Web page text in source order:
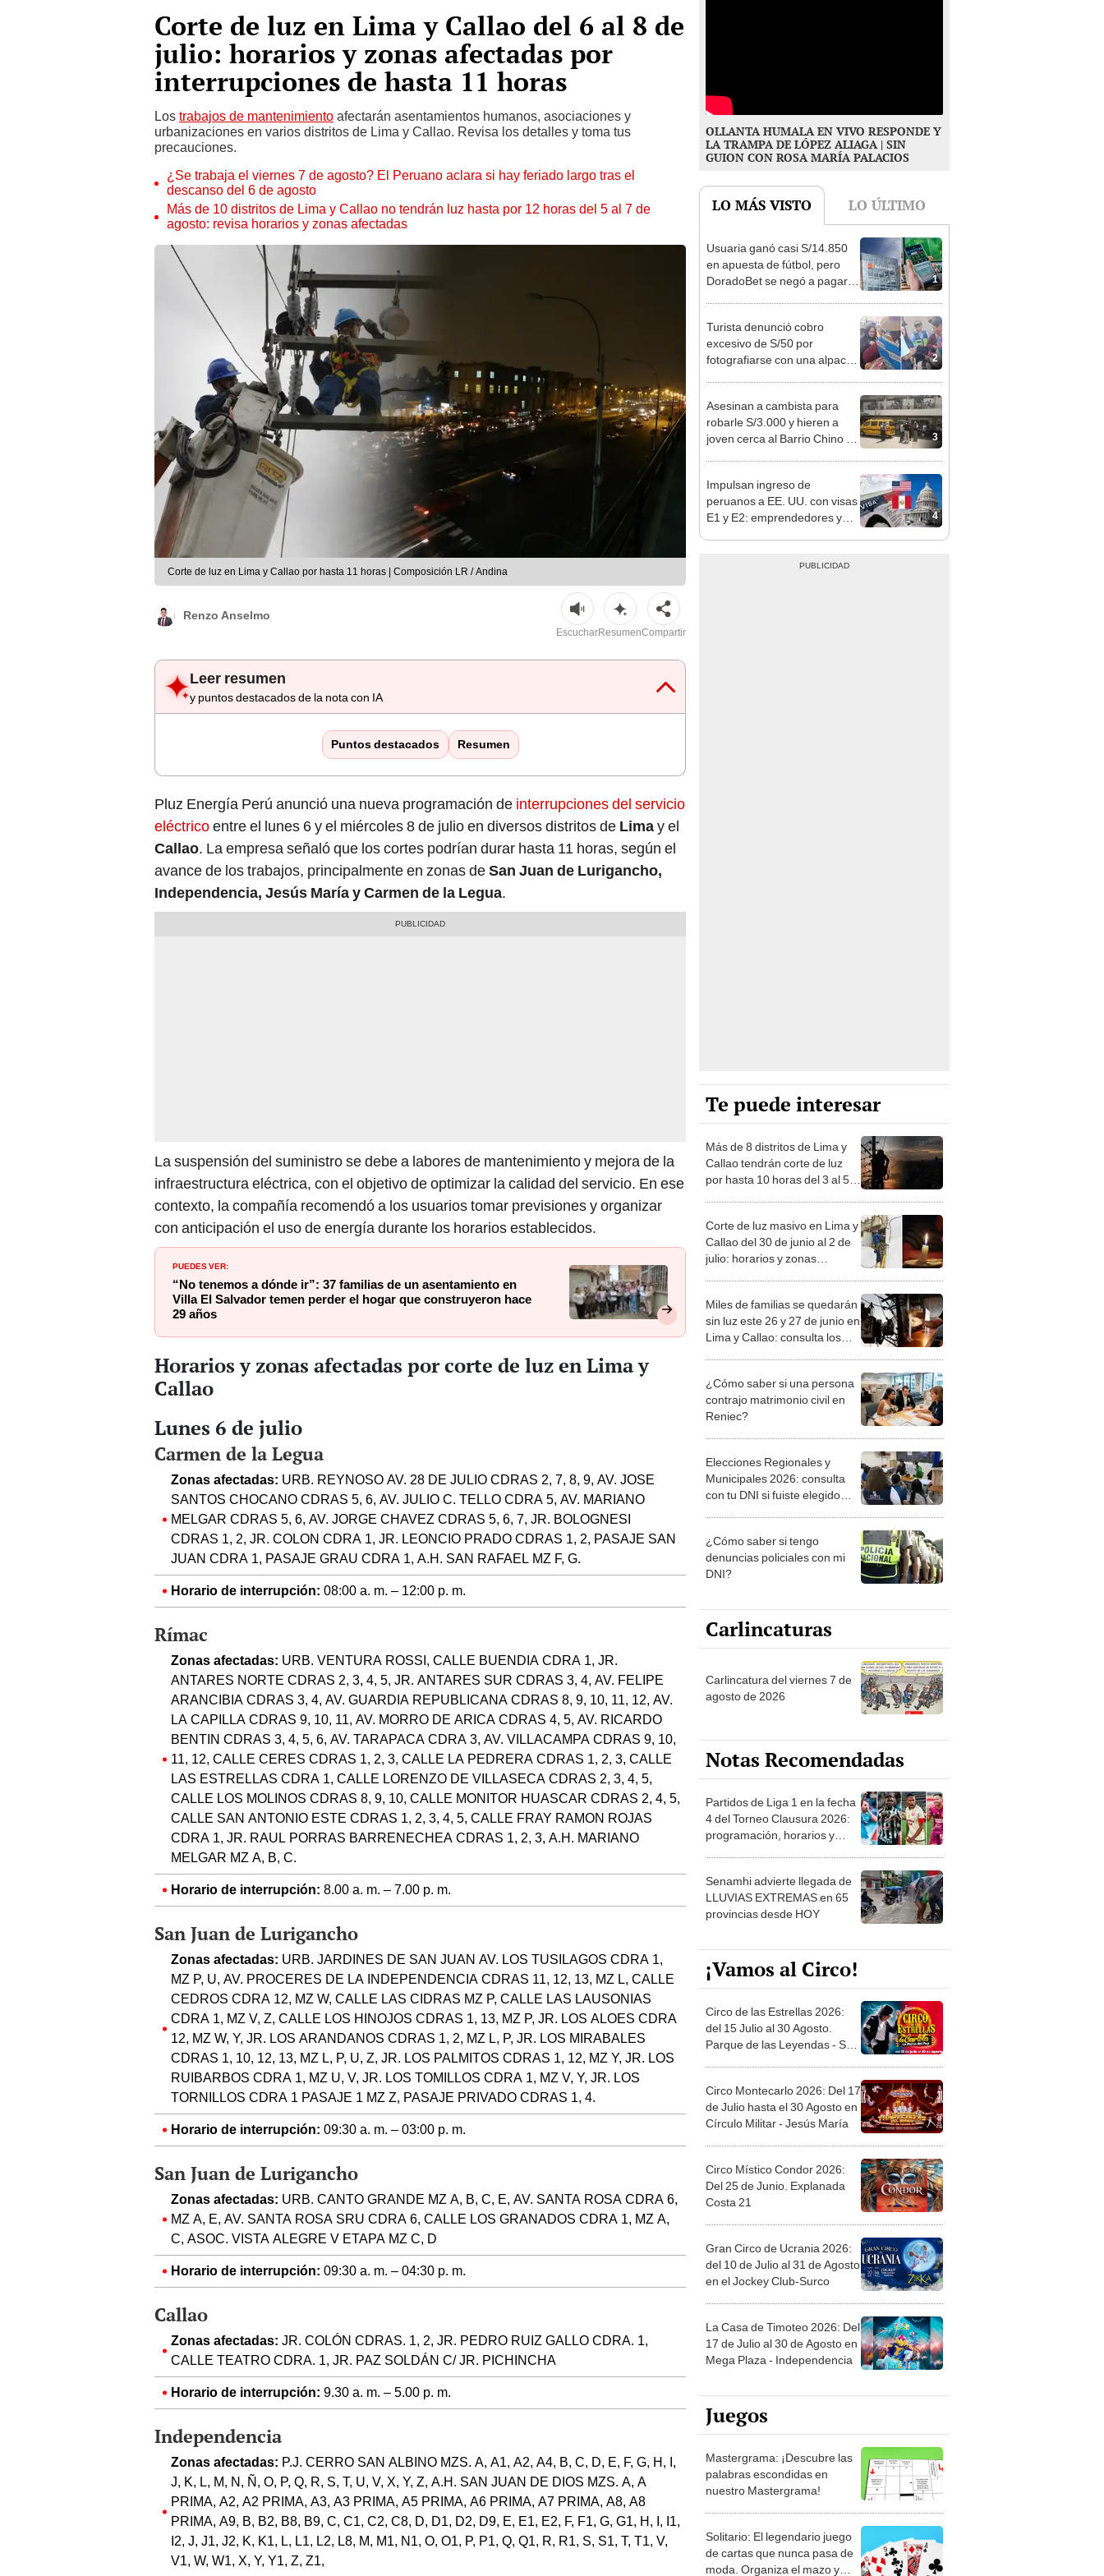
Corte de luz en Lima y Callao del 6 al 8 de
julio: horarios y zonas afectadas por
interrupciones de hasta 11 horas
Los trabajos de mantenimiento afectarán asentamientos humanos, asociaciones y
urbanizaciones en varios distritos de Lima y Callao. Revisa los detalles y toma tus
precauciones.
¿Se trabaja el viernes 7 de agosto? El Peruano aclara si hay feriado largo tras el
descanso del 6 de agosto
Más de 10 distritos de Lima y Callao no tendrán luz hasta por 12 horas del 5 al 7 de
agosto: revisa horarios y zonas afectadas
Corte de luz en Lima y Callao por hasta 11 horas | Composición LR / Andina
Renzo Anselmo
EscucharResumenCompartir
Leer resumen
y puntos destacados de la nota con IA
Puntos destacados Resumen
Pluz Energía Perú anunció una nueva programación de interrupciones del servicio
eléctricoentre el lunes 6 y el miércoles 8 de julio en diversos distritos de Limay el
Callao. La empresa señaló que los cortes podrían durar hasta 11 horas, según el
avance de los trabajos, principalmente en zonas deSan Juan de Lurigancho,
Independencia, Jesús María y Carmen de la Legua.
La suspensión del suministro se debe a labores de mantenimiento y mejora de la
infraestructura eléctrica, con el objetivo de optimizar la calidad del servicio. En ese
contexto, la compañía recomendó a los usuarios tomar previsiones y organizar
con anticipación el uso de energía durante los horarios establecidos.
PUEDES VER:
“No tenemos a dónde ir”: 37 familias de un asentamiento en
Villa El Salvador temen perder el hogar que construyeron hace
29 años
Horarios y zonas afectadas por corte de luz en Lima y
Callao
Lunes 6 de julio
Carmen de la Legua
Zonas afectadas: URB. REYNOSO AV. 28 DE JULIO CDRAS 2, 7, 8, 9, AV. JOSE
SANTOS CHOCANO CDRAS 5, 6, AV. JULIO C. TELLO CDRA 5, AV. MARIANO
MELGAR CDRAS 5, 6, AV. JORGE CHAVEZ CDRAS 5, 6, 7, JR. BOLOGNESI
CDRAS 1, 2, JR. COLON CDRA 1, JR. LEONCIO PRADO CDRAS 1, 2, PASAJE SAN
JUAN CDRA 1, PASAJE GRAU CDRA 1, A.H. SAN RAFAEL MZ F, G.
Horario de interrupción: 08:00 a. m. – 12:00 p. m.
Rímac
Zonas afectadas: URB. VENTURA ROSSI, CALLE BUENDIA CDRA 1, JR.
ANTARES NORTE CDRAS 2, 3, 4, 5, JR. ANTARES SUR CDRAS 3, 4, AV. FELIPE
ARANCIBIA CDRAS 3, 4, AV. GUARDIA REPUBLICANA CDRAS 8, 9, 10, 11, 12, AV.
LA CAPILLA CDRAS 9, 10, 11, AV. MORRO DE ARICA CDRAS 4, 5, AV. RICARDO
BENTIN CDRAS 3, 4, 5, 6, AV. TARAPACA CDRA 3, AV. VILLACAMPA CDRAS 9, 10,
11, 12, CALLE CERES CDRAS 1, 2, 3, CALLE LA PEDRERA CDRAS 1, 2, 3, CALLE
LAS ESTRELLAS CDRA 1, CALLE LORENZO DE VILLASECA CDRAS 2, 3, 4, 5,
CALLE LOS MOLINOS CDRAS 8, 9, 10, CALLE MONITOR HUASCAR CDRAS 2, 4, 5,
CALLE SAN ANTONIO ESTE CDRAS 1, 2, 3, 4, 5, CALLE FRAY RAMON ROJAS
CDRA 1, JR. RAUL PORRAS BARRENECHEA CDRAS 1, 2, 3, A.H. MARIANO
MELGAR MZ A, B, C.
Horario de interrupción: 8.00 a. m. – 7.00 p. m.
San Juan de Lurigancho
Zonas afectadas: URB. JARDINES DE SAN JUAN AV. LOS TUSILAGOS CDRA 1,
MZ P, U, AV. PROCERES DE LA INDEPENDENCIA CDRAS 11, 12, 13, MZ L, CALLE
CEDROS CDRA 12, MZ W, CALLE LAS CIDRAS MZ P, CALLE LAS LAUSONIAS
CDRA 1, MZ V, Z, CALLE LOS HINOJOS CDRAS 1, 13, MZ P, JR. LOS ALOES CDRA
12, MZ W, Y, JR. LOS ARANDANOS CDRAS 1, 2, MZ L, P, JR. LOS MIRABALES
CDRAS 1, 10, 12, 13, MZ L, P, U, Z, JR. LOS PALMITOS CDRAS 1, 12, MZ Y, JR. LOS
RUIBARBOS CDRA 1, MZ U, V, JR. LOS TOMILLOS CDRA 1, MZ V, Y, JR. LOS
TORNILLOS CDRA 1 PASAJE 1 MZ Z, PASAJE PRIVADO CDRAS 1, 4.
Horario de interrupción: 09:30 a. m. – 03:00 p. m.
San Juan de Lurigancho
Zonas afectadas: URB. CANTO GRANDE MZ A, B, C, E, AV. SANTA ROSA CDRA 6,
MZ A, E, AV. SANTA ROSA SRU CDRA 6, CALLE LOS GRANADOS CDRA 1, MZ A,
C, ASOC. VISTA ALEGRE V ETAPA MZ C, D
Horario de interrupción: 09:30 a. m. – 04:30 p. m.
Callao
Zonas afectadas: JR. COLÓN CDRAS. 1, 2, JR. PEDRO RUIZ GALLO CDRA. 1,
CALLE TEATRO CDRA. 1, JR. PAZ SOLDÁN C/ JR. PICHINCHA
Horario de interrupción: 9.30 a. m. – 5.00 p. m.
Independencia
Zonas afectadas: P.J. CERRO SAN ALBINO MZS. A, A1, A2, A4, B, C, D, E, F, G, H, I,
J, K, L, M, N, Ñ, O, P, Q, R, S, T, U, V, X, Y, Z, A.H. SAN JUAN DE DIOS MZS. A, A
PRIMA, A2, A2 PRIMA, A3, A3 PRIMA, A5 PRIMA, A6 PRIMA, A7 PRIMA, A8, A8
PRIMA, A9, B, B2, B8, B9, C, C1, C2, C8, D, D1, D2, D9, E, E1, E2, F, F1, G, G1, H, I, I1,
I2, J, J1, J2, K, K1, L, L1, L2, L8, M, M1, N1, O, O1, P, P1, Q, Q1, R, R1, S, S1, T, T1, V,
V1, W, W1, X, Y, Y1, Z, Z1,
OLLANTA HUMALA EN VIVO RESPONDE Y
LA TRAMPA DE LÓPEZ ALIAGA | SIN
GUION CON ROSA MARÍA PALACIOS
LO MÁS VISTO LO ÚLTIMO
1
Usuaria ganó casi S/14.850
en apuesta de fútbol, pero
DoradoBet se negó a pagar:
2
Turista denunció cobro
excesivo de S/50 por
fotografiarse con una alpaca
3
Asesinan a cambista para
robarle S/3.000 y hieren a
joven cerca al Barrio Chino en
4
Impulsan ingreso de
peruanos a EE. UU. con visas
E1 y E2: emprendedores y
Te puede interesar
Más de 8 distritos de Lima y
Callao tendrán corte de luz
por hasta 10 horas del 3 al 5
Corte de luz masivo en Lima y
Callao del 30 de junio al 2 de
julio: horarios y zonas
Miles de familias se quedarán
sin luz este 26 y 27 de junio en
Lima y Callao: consulta los
¿Cómo saber si una persona
contrajo matrimonio civil en
Reniec?
Elecciones Regionales y
Municipales 2026: consulta
con tu DNI si fuiste elegido
la ONPE
¿Cómo saber si tengo
denuncias policiales con mi
DNI?
Carlincaturas
Carlincatura del viernes 7 de
agosto de 2026
Notas Recomendadas
Partidos de Liga 1 en la fecha
4 del Torneo Clausura 2026:
programación, horarios y
Senamhi advierte llegada de
LLUVIAS EXTREMAS en 65
provincias desde HOY
¡Vamos al Circo!
Circo de las Estrellas 2026:
del 15 Julio al 30 Agosto.
Parque de las Leyendas - San
Circo Montecarlo 2026: Del 17
de Julio hasta el 30 Agosto en
Círculo Militar - Jesús María
Circo Místico Condor 2026:
Del 25 de Junio. Explanada
Costa 21
Gran Circo de Ucrania 2026:
del 10 de Julio al 31 de Agosto
en el Jockey Club-Surco
La Casa de Timoteo 2026: Del
17 de Julio al 30 de Agosto en
Mega Plaza - Independencia
Juegos
Mastergrama: ¡Descubre las
palabras escondidas en
nuestro Mastergrama!
Solitario: El legendario juego
de cartas que nunca pasa de
moda. Organiza el mazo y